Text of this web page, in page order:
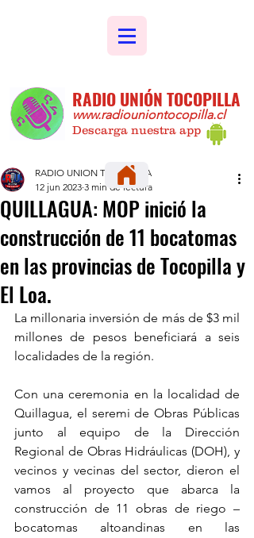
RADIO UNIÓN TOCOPILLA
www.radiouniontocopilla.cl
Descarga nuestra app
QUILLAGUA: MOP inició la
construcción de 11 bocatomas
en las provincias de Tocopilla y
El Loa.
RADIO UNION TOCOPILLA
12 jun 2023 3 min de lectura
La millonaria inversión de más de $3 mil
millones de pesos beneficiará a seis
localidades de la región.
Con una ceremonia en la localidad de
Quillagua, el seremi de Obras Públicas
junto al equipo de la Dirección
Regional de Obras Hidráulicas (DOH), y
vecinos y vecinas del sector, dieron el
vamos al proyecto que abarca la
construcción de 11 obras de riego –
bocatomas altoandinas en las